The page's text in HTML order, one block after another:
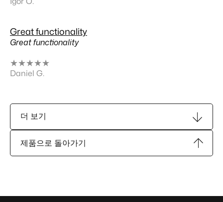
Great functionality
Great functionality
★★★★★
Daniel G.
제품으로 돌아가기
더 보기